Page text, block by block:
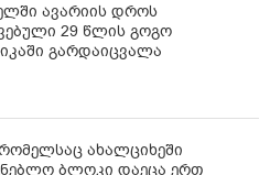
ავარიის დროს
29 წლის გოგო
გარდაიცვალა
ახალციხეში
ბლოკი დაეცა ერთ